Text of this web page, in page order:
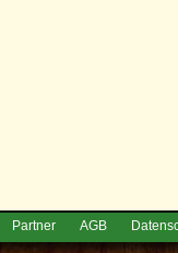
Partner AGB